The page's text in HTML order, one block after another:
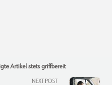
Artikel stets griffbereit
NEXT POST